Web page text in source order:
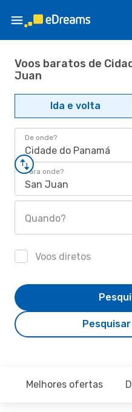
Voos baratos de
Juan
Ida e volta
De onde?
Cidade do Panamá
Para onde?
San Juan
Quando?
Voos diretos
Melhores ofertas